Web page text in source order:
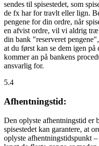
sendes til spisestedet, som
de fx har for travlt eller lign.
pengene for din ordre, når
en afvist ordre, vil vi aldrig
din bank "reserveret
at du først kan se dem igen
kommer an på bankens
ansvarlig for.
5.4
Afhentningstid:
Den oplyste afhentningstid er
spisestedet kan garantere, at
oplyste afhentningstidspunkt